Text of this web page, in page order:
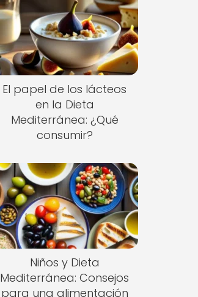
El papel de los lácteos
en la Dieta
Mediterránea: ¿Qué
consumir?
Niños y Dieta
Mediterránea: Consejos
para una alimentación